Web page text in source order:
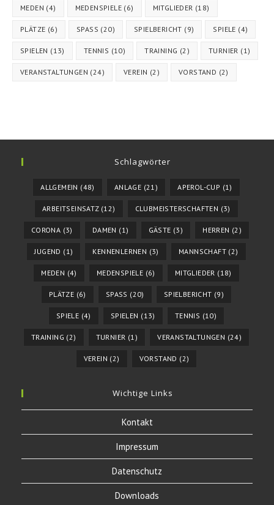
MEDEN (4) MEDENSPIELE (6) MITGLIEDER (18)
PLÄTZE (6) SPASS (20) SPIELBERICHT (9) SPIELE (4)
SPIELEN (13) TENNIS (10) TRAINING (2) TURNIER (1)
VERANSTALTUNGEN (24) VEREIN (2) VORSTAND (2)
Schlagwörter
ALLGEMEIN (48) ANLAGE (21) APEROL-CUP (1)
ARBEITSEINSATZ(12) CLUBMEISTERSCHAFTEN (3)
CORONA (3) DAMEN (1) GÄSTE (3) HERREN (2)
JUGEND (1) KENNENLERNEN (3) MANNSCHAFT(2)
MEDEN (4) MEDENSPIELE (6) MITGLIEDER (18)
PLÄTZE (6) SPASS (20) SPIELBERICHT (9)
SPIELE (4) SPIELEN (13) TENNIS (10)
TRAINING (2) TURNIER (1) VERANSTALTUNGEN (24)
VEREIN (2) VORSTAND (2)
Wichtige Links
Kontakt
Impressum
Datenschutz
Downloads